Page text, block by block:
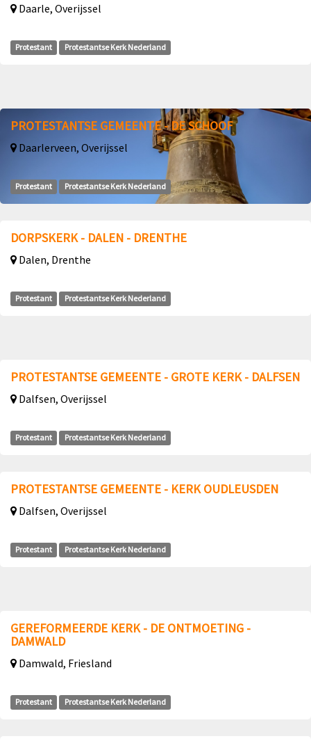
Daarle, Overijssel
Protestant Protestantse Kerk Nederland
PROTESTANTSE GEMEENTE - DE SCHOOF
Daarlerveen, Overijssel
Protestant Protestantse Kerk Nederland
DORPSKERK - DALEN - DRENTHE
Dalen, Drenthe
Protestant Protestantse Kerk Nederland
PROTESTANTSE GEMEENTE - GROTE KERK - DALFSEN
Dalfsen, Overijssel
Protestant Protestantse Kerk Nederland
PROTESTANTSE GEMEENTE - KERK OUDLEUSDEN
Dalfsen, Overijssel
Protestant Protestantse Kerk Nederland
GEREFORMEERDE KERK - DE ONTMOETING -
DAMWALD
Damwald, Friesland
Protestant Protestantse Kerk Nederland